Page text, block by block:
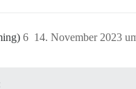
14. November 2023
6